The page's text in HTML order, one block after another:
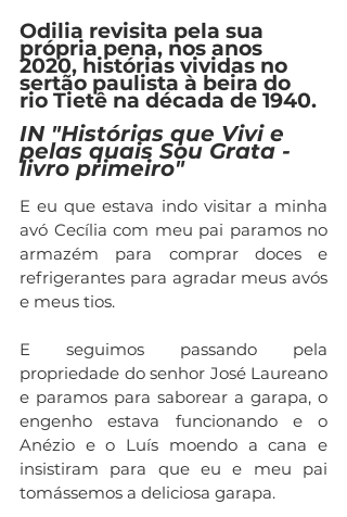
Odilia revisita pela sua
própria pena, nos anos
2020, histórias vividas no
sertão paulista à beira do
rio Tietê na década de 1940.
IN "Histórias que Vivi e
pelas quais Sou Grata -
livro primeiro"
E eu que estava indo visitar a minha
avó Cecília com meu pai paramos no
armazém para comprar doces e
refrigerantes para agradar meus avós
e meus tios.
E seguimos passando pela
propriedade do senhor José Laureano
e paramos para saborear a garapa, o
engenho estava funcionando e o
Anézio e o Luís moendo a cana e
insistiram para que eu e meu pai
tomássemos a deliciosa garapa.